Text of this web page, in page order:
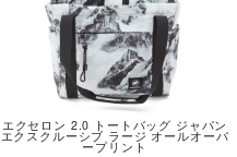
エクセロン 2.0 トートバッグ ジャパン
エクスクルーシブ ラージ オールオーバ
ープリント